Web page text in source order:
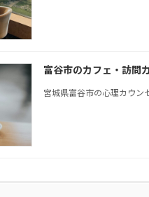
富谷市のカフェ・訪問
宮城県富谷市の心理カウン